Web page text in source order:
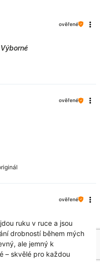
ověřené
Výborné
ověřené
ověřené
ruku v ruce a jsou
drobností během mých
ale jemný k
– skvělé pro každou